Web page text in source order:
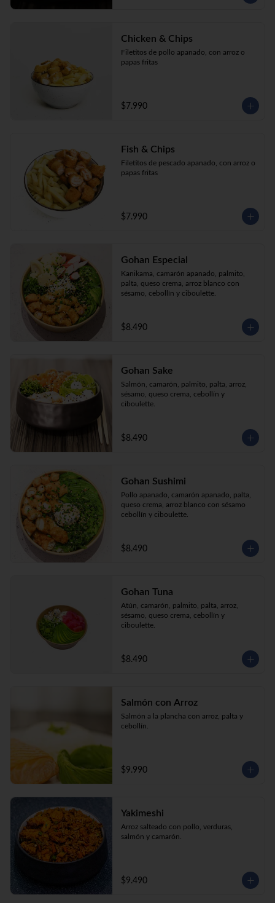
Chicken & Chips
Filetitos de pollo apanado, con arroz o
papas fritas
$7.990
Fish & Chips
Filetitos de pescado apanado, con arroz o
papas fritas
$7.990
Gohan Especial
Kanikama, camarón apanado, palmito,
palta, queso crema, arroz blanco con
sésamo, cebollín y ciboulette.
$8.490
Gohan Sake
Salmón, camarón, palmito, palta, arroz,
sésamo, queso crema, cebollín y
ciboulette.
$8.490
Gohan Sushimi
Pollo apanado, camarón apanado, palta,
queso crema, arroz blanco con sésamo
cebollín y ciboulette.
$8.490
Gohan Tuna
Atún, camarón, palmito, palta, arroz,
sésamo, queso crema, cebollín y
ciboulette.
$8.490
Salmón con Arroz
Salmón a la plancha con arroz, palta y
cebollín.
$9.990
Yakimeshi
Arroz salteado con pollo, verduras,
salmón y camarón.
$9.490